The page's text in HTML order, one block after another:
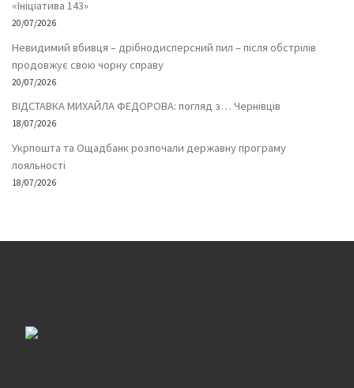
«Ініціатива 143»
20/07/2026
Невидимий вбивця – дрібнодисперсний пил – після обстрілів
продовжує свою чорну справу
20/07/2026
ВІДСТАВКА МИХАЙЛА ФЕДОРОВА: погляд з… Чернівців
18/07/2026
Укрпошта та Ощадбанк розпочали державну програму
лояльності
18/07/2026